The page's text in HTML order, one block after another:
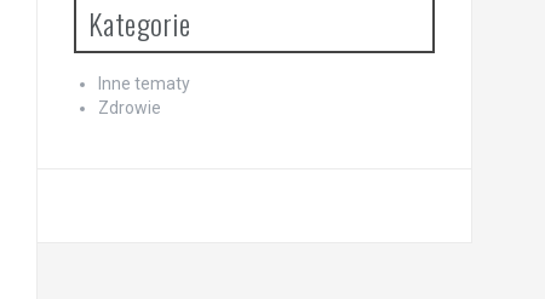
Kategorie
Inne tematy
Zdrowie